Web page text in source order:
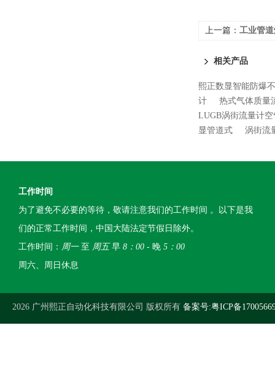
上一篇： 工业管
相关产品
熙正数显智能防爆
计
热式气体质量
LUGB涡街流量计
显管道式
涡街流
工作时间
为了避免不必要的等待，敬请注意我们的工作时间 。以下是我
们的正常工作时间，中国大陆法定节假日除外。
工作时间： 周一至 周五早 8：00 - 晚 5：00
周六、周日休息
2026 广州熙正自动化科技有限公司 版权所有 备案号:粤ICP备